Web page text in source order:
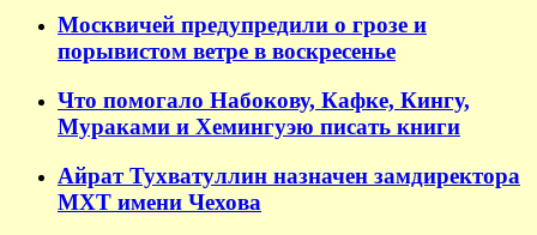
Москвичей предупредили о грозе и
порывистом ветре в воскресенье
Что помогало Набокову, Кафке, Кингу,
Мураками и Хемингуэю писать книги
Айрат Тухватуллин назначен замдиректора
МХТ имени Чехова